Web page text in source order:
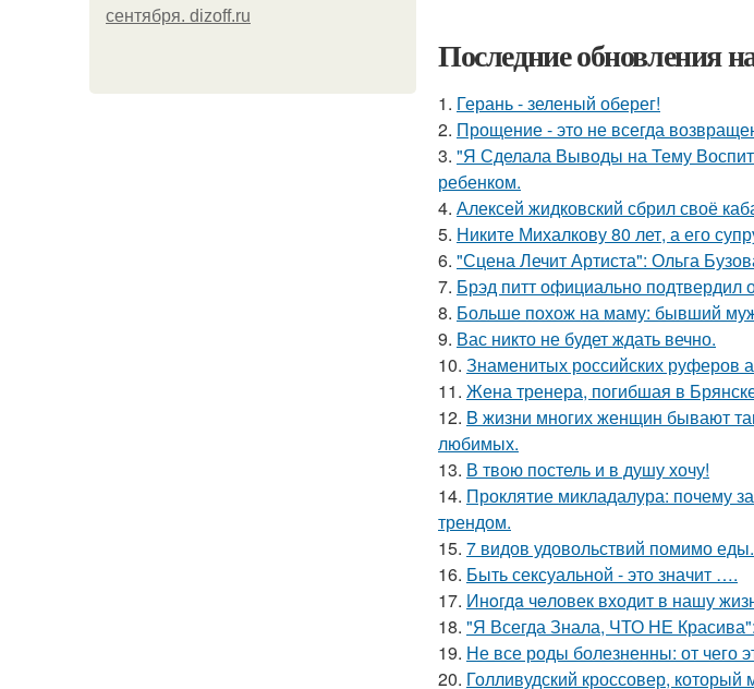
сентября. dizoff.ru
Последние обновления
1. Герань - зеленый оберег!
2. Прощение - это не всегда
3. "Я Сделала Выводы на Тему
ребенком.
4. Алексей жидковский сбрил своё
5. Никите Михалкову 80 лет, а его
6. "Сцена Лечит Артиста": Ольга
7. Брэд питт официально
8. Больше похож на маму: бывший
9. Вас никто не будет ждать вечно.
10. Знаменитых российских руферов
11. Жена тренера, погибшая в
12. B жизни многих женщин бывают
любимых.
13. В твою постель и в душу хочу!
14. Проклятие микладалура: почему
трендом.
15. 7 видов удовольствий помимо еды.
16. Быть сексуальной - это значит ….
17. Инoгдa чeловек входит в нашу
18. "Я Всегда Знала, ЧТО НЕ
19. Не все роды болезненны: от чего
20. Голливудский кроссовер,